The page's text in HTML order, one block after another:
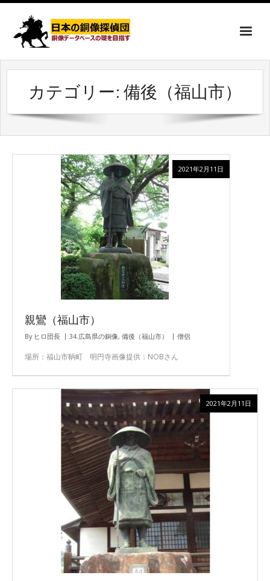
カテゴリー: 備後（福山市）
親鸞（福山市）
By ヒロ団長 34.広島県の銅像, 備後（福山市） 僧侶
場所：福山市鞆町 明円寺画像提供：NOBさん
2021年2月11日
2021年2月11日